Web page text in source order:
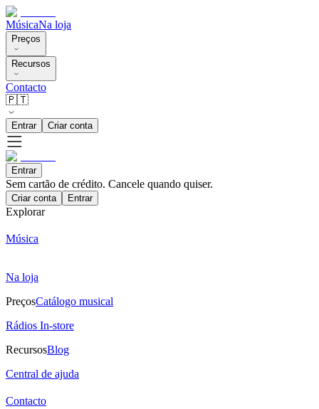
MúsicaNa loja
Preços
Recursos
Contacto
🇵🇹
Entrar Criar conta
Entrar
Sem cartão de crédito. Cancele quando quiser.
Criar conta Entrar
Explorar
Música
Na loja
PreçosCatálogo musical
Rádios In-store
RecursosBlog
Central de ajuda
Contacto